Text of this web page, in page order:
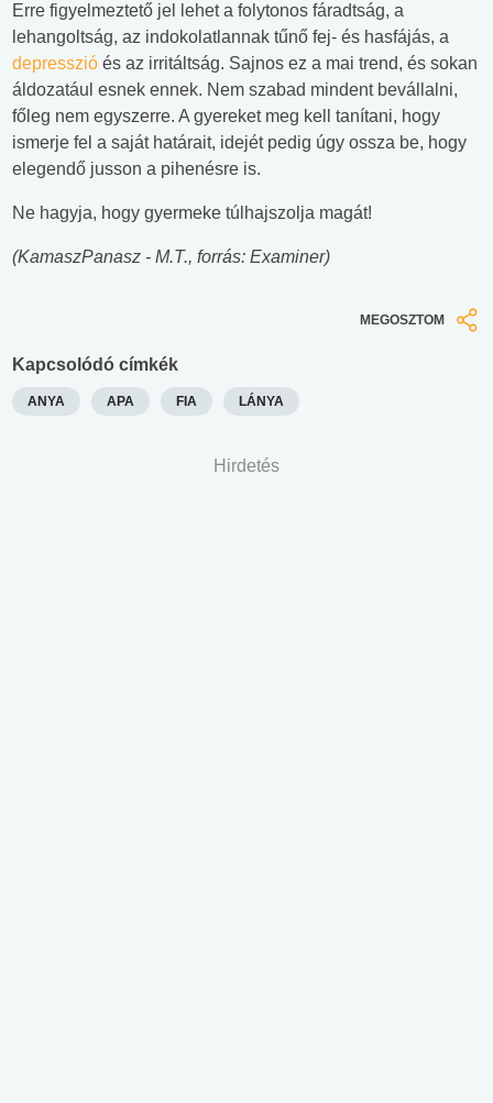
Erre figyelmeztető jel lehet a folytonos fáradtság, a
lehangoltság, az indokolatlannak tűnő fej- és hasfájás, a
depresszió és az irritáltság. Sajnos ez a mai trend, és sokan
áldozatául esnek ennek. Nem szabad mindent bevállalni,
főleg nem egyszerre. A gyereket meg kell tanítani, hogy
ismerje fel a saját határait, idejét pedig úgy ossza be, hogy
elegendő jusson a pihenésre is.
Ne hagyja, hogy gyermeke túlhajszolja magát!
(KamaszPanasz - M.T., forrás: Examiner)
MEGOSZTOM
Kapcsolódó címkék
ANYA APA FIA LÁNYA
Hirdetés